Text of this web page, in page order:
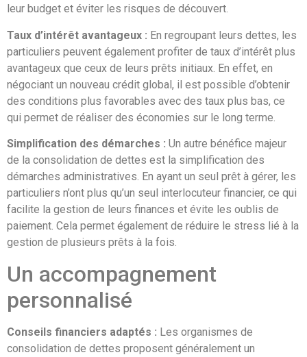
leur budget et éviter les risques de découvert.
Taux d’intérêt avantageux : En regroupant leurs dettes, les
particuliers peuvent également profiter de taux d’intérêt plus
avantageux que ceux de leurs prêts initiaux. En effet, en
négociant un nouveau crédit global, il est possible d’obtenir
des conditions plus favorables avec des taux plus bas, ce
qui permet de réaliser des économies sur le long terme.
Simplification des démarches : Un autre bénéfice majeur
de la consolidation de dettes est la simplification des
démarches administratives. En ayant un seul prêt à gérer, les
particuliers n’ont plus qu’un seul interlocuteur financier, ce qui
facilite la gestion de leurs finances et évite les oublis de
paiement. Cela permet également de réduire le stress lié à la
gestion de plusieurs prêts à la fois.
Un accompagnement
personnalisé
Conseils financiers adaptés : Les organismes de
consolidation de dettes proposent généralement un